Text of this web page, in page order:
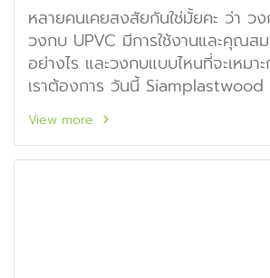
หลายคนเคยสงสัยกันใช่มั้ยคะ ว่า ว
วงกบ UPVC มีการใช้งานและคุณส
อย่างไร และวงกบแบบไหนที่จะเหมา
เราต้องการ วันนี้
กันค่ะ
View more